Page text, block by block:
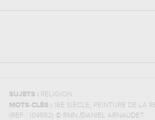
SUJETS : RELIGION
MOTS-CLÉS :
16E SIÈCLE, PEINTURE DE LA
(REF :
104952) © RMN /DANIEL ARNAUDET